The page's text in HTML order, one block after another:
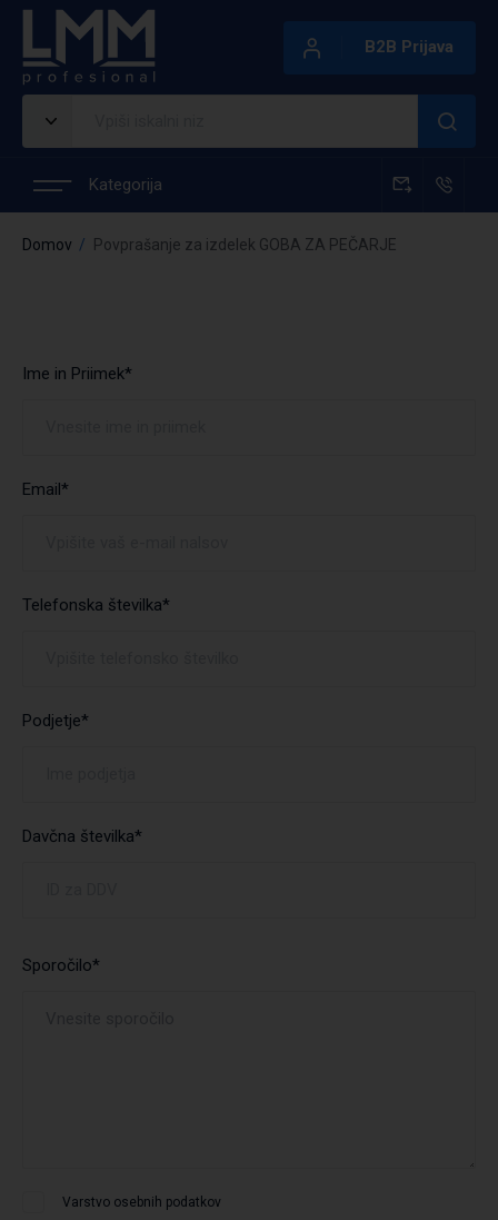
B2B Prijava
Kategorija
Domov Povprašanje za izdelek GOBA ZA PEČARJE
Ime in Priimek*
Email*
Telefonska številka*
Podjetje*
Davčna številka*
Sporočilo*
Varstvo osebnih podatkov